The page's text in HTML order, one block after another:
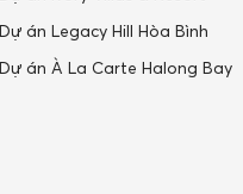
Dự án Legacy Hill Hòa Bình
Dự án À La Carte Halong Bay